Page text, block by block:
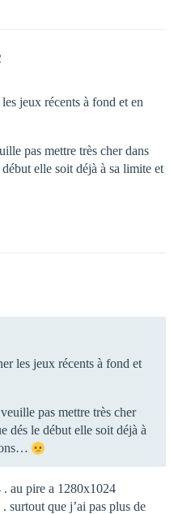
jeux récents à fond et en
pas mettre très cher dans
elle soit déjà à sa limite et
les jeux récents à fond et
pas mettre très cher
dés le début elle soit déjà à
. au pire a 1280x1024
surtout que j’ai pas plus de